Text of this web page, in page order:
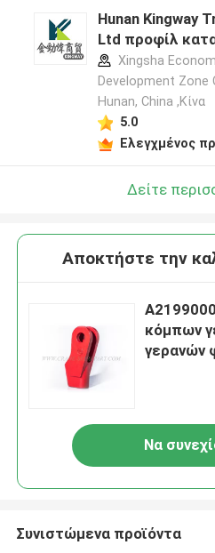
Hunan Kingway
Ltd προφίλ
Xingsha
Development Zone
Hunan, China ,Κίνα
5.0
Ελεγχμένος
Δείτε
Αποκτήστε την
κόμπων
γερανών
Να
Συνιστώμενα προϊόντα